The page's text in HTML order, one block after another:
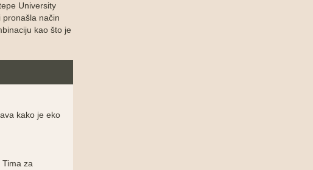
University
pronašla način
kao što je
kako je eko
za